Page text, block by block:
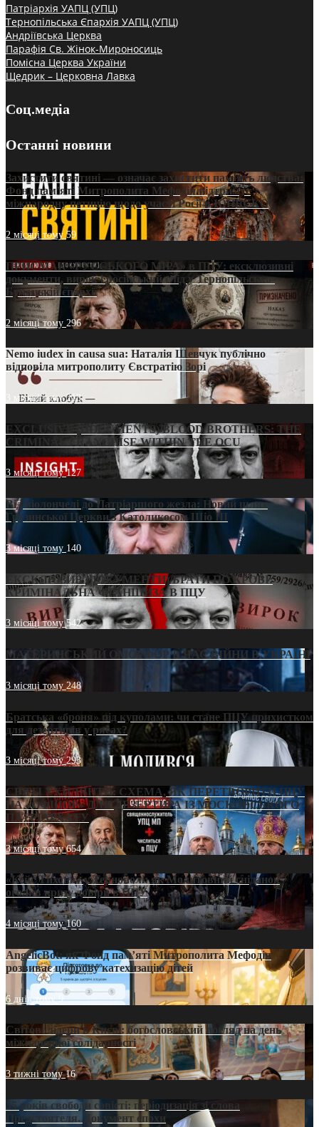
Патріархія УАПЦ (УПЦ)
Тернопільська Єпархія УАПЦ (УПЦ)
Андріївська Церква
Парафія Св. Жінок-Мироносиць
Помісна Церква України
Щедрик – Церковна Лавка
Соц.медіа
Останні новини
Захистити святині — означає захистити пам’ять людства:
Фонд пам’яті Митрополита Мефодія підтримує
міжнародну петицію щодо участі Росії в ЮНЕСКО
2 місяці тому59
ПРИСМАК «РУССЬКОГО МІРА» в ПЦУ: ексклюзивні
документи, вирок і російський слід у Тернопільсько-
Бучацькій єпархії
2 місяці тому 296
Nemo iudex in causa sua: Наталія Шевчук публічно
відповіла митрополиту Євстратію Зорі
3 місяці тому213
EXCLUSIVE (DOCUMENTS)/BLOOD BROTHERS: THE
CRIMINAL FRANCHISE WITHIN THE OCU
3 місяці тому127
Від віолончелі до Патріаршого жезла: Новий шлях
Грузинської Церкви з Католикосом Шіо III
3 місяці тому 140
ЕКСКЛЮЗИВ (ДОКУМЕНТИ)/БРАТИ ПО КРОВІ:
КРИМІНАЛЬНА ФРАНШИЗА В ПЦУ
3 місяці тому542
МАТЕРИНСЬКИЙ ОМОРФОР В ЧАС ВІЙНИ В УКРАЇНІ
3 місяці тому248
Братська «броня» під куполами: чи стане ПЦУ прихистком
для дезертирів у рясах?
3 місяці тому293
СВЯТІ УХИЛЯНТИ: СХЕМА, ЯК ПЕРЕТВОРИТИ ПЦУ
НА «ОФШОР» ДЛЯ ДЕЗЕРТИРА ІЗ МОСКОВСЬКОГО
ПАТРІАРХАТУ
3 місяці тому654
«Кейс Тихона» у Тернополі: як Молитовний сніданок
оголив кризу довіри в ПЦУ
4 місяці тому160
AngelicBot: як Фонд пам’яті Митрополита Мефодія
розвиває цифрову катехизацію дітей
6 днів тому9
Світові лідери в Києві: богословський погляд на день
міжнародної солідарності
3 тижні тому16
35 років свободи совісті: періодизація зі слова
Предстоятеля. Документ епохи